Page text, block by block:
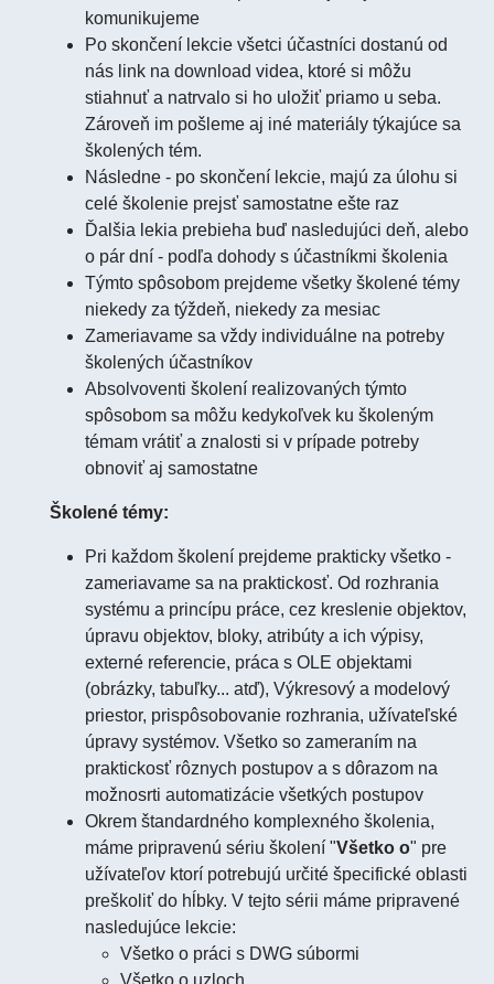
komunikujeme
Po skončení lekcie všetci účastníci dostanú od
nás link na download videa, ktoré si môžu
stiahnuť a natrvalo si ho uložiť priamo u seba.
Zároveň im pošleme aj iné materiály týkajúce sa
školených tém.
Následne - po skončení lekcie, majú za úlohu si
celé školenie prejsť samostatne ešte raz
Ďalšia lekia prebieha buď nasledujúci deň, alebo
o pár dní - podľa dohody s účastníkmi školenia
Týmto spôsobom prejdeme všetky školené témy
niekedy za týždeň, niekedy za mesiac
Zameriavame sa vždy individuálne na potreby
školených účastníkov
Absolvoventi školení realizovaných týmto
spôsobom sa môžu kedykoľvek ku školeným
témam vrátiť a znalosti si v prípade potreby
obnoviť aj samostatne
Školené témy:
Pri každom školení prejdeme prakticky všetko -
zameriavame sa na praktickosť. Od rozhrania
systému a princípu práce, cez kreslenie objektov,
úpravu objektov, bloky, atribúty a ich výpisy,
externé referencie, práca s OLE objektami
(obrázky, tabuľky... atď), Výkresový a modelový
priestor, prispôsobovanie rozhrania, užívateľské
úpravy systémov. Všetko so zameraním na
praktickosť rôznych postupov a s dôrazom na
možnosrti automatizácie všetkých postupov
Okrem štandardného komplexného školenia,
máme pripravenú sériu školení "Všetko o" pre
užívateľov ktorí potrebujú určité špecifické oblasti
preškoliť do hĺbky. V tejto sérii máme pripravené
nasledujúce lekcie:
Všetko o práci s DWG súbormi
Všetko o uzloch